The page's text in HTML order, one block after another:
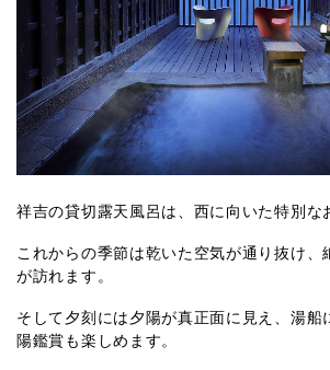
祥吉の貸切露天風呂は、西に向いた特別な
これからの季節は乾いた空気が通り抜け、
が訪れます。
そして夕刻には夕陽が真正面に見え、湯船
陽鑑賞も楽しめます。